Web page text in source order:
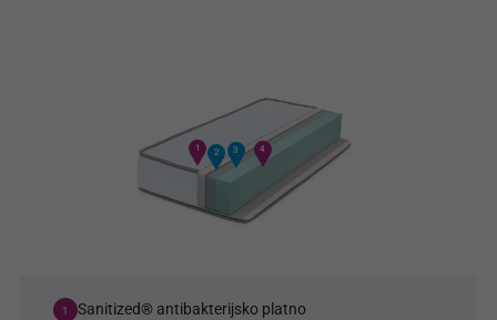
1 2 3 4
1 Sanitized® antibakterijsko platno